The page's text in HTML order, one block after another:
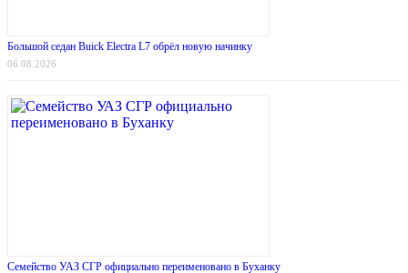
Большой седан Buick Electra L7 обрёл новую начинку
06.08.2026
Семейство УАЗ СГР официально переименовано в Буханку